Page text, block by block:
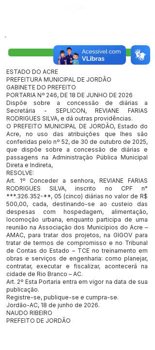
Visualizar
ESTADO DO ACRE
PREFEITURA MUNICIPAL DE JORDÃO
GABINETE DO PREFEITO
PORTARIA Nº 246, DE 18 DE JUNHO DE 2026
Dispõe sobre a concessão de diárias a
Secretária - SEPLICON, REVIANE FARIAS
RODRIGUES SILVA, e dá outras providências.
O PREFEITO MUNICIPAL DE JORDÃO, Estado do
Acre, no uso das atribuições que lhes são
conferidas pelo nº 52, de 30 de outubro de 2025,
que dispõe sobre a concessão de diárias e
passagens na Administração Pública Municipal
Direta e Indireta,
RESOLVE:
Art. 1º Conceder a senhora, REVIANE FARIAS
RODRIGUES SILVA, inscrito no CPF n°
***.326.352-**, 05 (cinco) diárias no valor de R$
500,00, cada, destinando-se ao custeio das
despesas com hospedagem, alimentação,
locomoção urbana, enquanto participa de uma
reunião na Associação dos Municípios do Acre –
AMAC, para tratar dos projetos, na GIGOV para
tratar de termos de compromisso e no Tribunal
de Contas do Estado – TCE no treinamento em
obras e serviços de engenharia: como planejar,
contratar, executar e fiscalizar, acontecerá na
cidade de Rio Branco – AC.
Art. 2º Esta Portaria entra em vigor na data de sua
publicação.
Registre-se, publique-se e cumpra-se.
Jordão-AC, 18 de junho de 2026.
NAUDO RIBEIRO
PREFEITO DE JORDÃO